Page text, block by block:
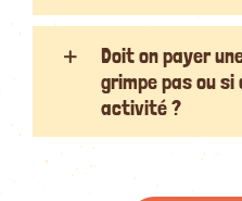
Doit on payer
grimpe pas ou si
activité ?